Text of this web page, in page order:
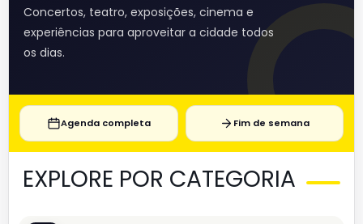
Concertos, teatro, exposições, cinema e
experiências para aproveitar a cidade todos
os dias.
Agenda completa Fim de semana
EXPLORE POR CATEGORIA